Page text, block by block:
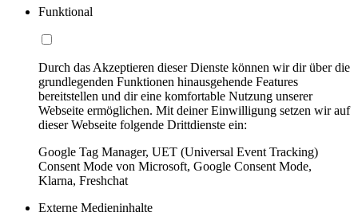
Funktional
Durch das Akzeptieren dieser Dienste können wir dir über die
grundlegenden Funktionen hinausgehende Features
bereitstellen und dir eine komfortable Nutzung unserer
Webseite ermöglichen. Mit deiner Einwilligung setzen wir auf
dieser Webseite folgende Drittdienste ein:
Google Tag Manager, UET (Universal Event Tracking)
Consent Mode von Microsoft, Google Consent Mode,
Klarna, Freshchat
Externe Medieninhalte